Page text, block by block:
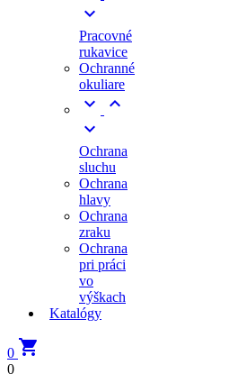

Pracovné
rukavice
Ochranné
okuliare



Ochrana
sluchu
Ochrana
hlavy
Ochrana
zraku
Ochrana
pri práci
vo
výškach
Katalógy
0 
0